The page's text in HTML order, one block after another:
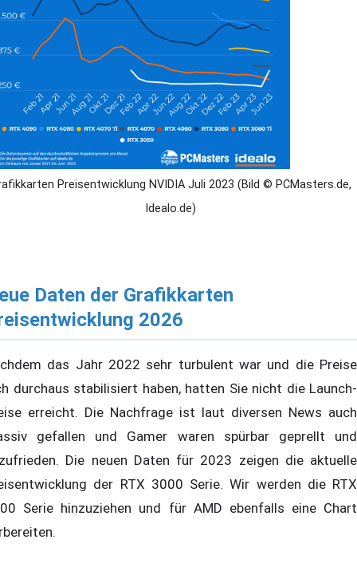
Preisentwicklung NVIDIA Juli 2023 (Bild © PCMasters.de,
Idealo.de)
Daten der Grafikkarten
2026
das Jahr 2022 sehr turbulent war und die Preise
durchaus stabilisiert haben, hatten Sie nicht die Launch-
erreicht. Die Nachfrage ist laut diversen News auch
gefallen und Gamer waren spürbar geprellt und
Die neuen Daten für 2023 zeigen die aktuelle
der RTX 3000 Serie. Wir werden die RTX
Serie hinzuziehen und für AMD ebenfalls eine Chart